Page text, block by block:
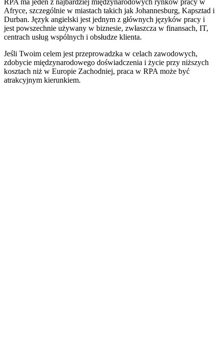
Afryce, szczególnie w miastach takich jak Johannesburg, Kapsztad i
Durban. Język angielski jest jednym z głównych języków pracy i
jest powszechnie używany w biznesie, zwłaszcza w finansach, IT,
centrach usług wspólnych i obsłudze klienta.
Jeśli Twoim celem jest przeprowadzka w celach zawodowych,
zdobycie międzynarodowego doświadczenia i życie przy niższych
kosztach niż w Europie Zachodniej, praca w RPA może być
atrakcyjnym kierunkiem.